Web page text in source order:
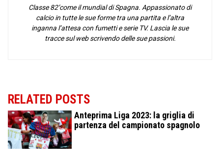
Classe 82’come il mundial di Spagna. Appassionato di
calcio in tutte le sue forme tra una partita e l’altra
inganna l’attesa con fumetti e serie TV. Lascia le sue
tracce sul web scrivendo delle sue passioni.
RELATED POSTS
Anteprima Liga 2023: la griglia di
partenza del campionato spagnolo